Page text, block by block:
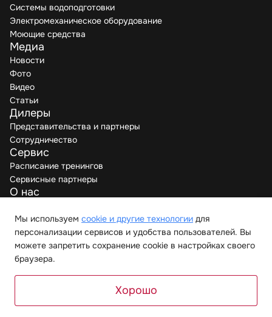
Системы водоподготовки
Электромеханическое оборудование
Моющие средства
Медиа
Новости
Фото
Видео
Статьи
Дилеры
Представительства и партнеры
Сотрудничество
Сервис
Расписание тренингов
Сервисные партнеры
О нас
Вакансии
Контакты
© 2026 “Мелиус Хорека”. Все права защищены.
Политика обработки данных
Мы используем cookie и другие технологии для
персонализации сервисов и удобства пользователей. Вы
можете запретить сохранение cookie в настройках своего
браузера.
Хорошо